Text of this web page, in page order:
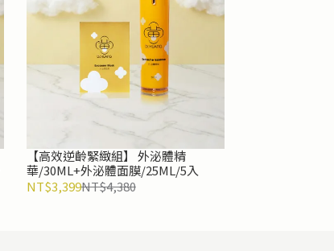
【高效逆齡緊緻組】 外泌體精
華/30ML+外泌體面膜/25ML/5入
NT$3,399NT$4,380